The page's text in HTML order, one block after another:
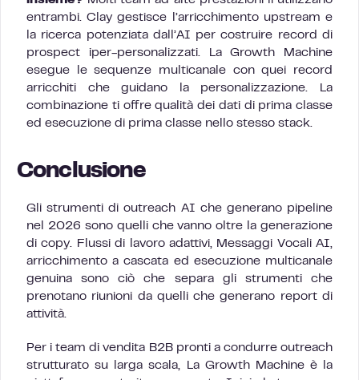
entrambi. Clay gestisce l’arricchimento upstream e
la ricerca potenziata dall’AI per costruire record di
prospect iper-personalizzati. La Growth Machine
esegue le sequenze multicanale con quei record
arricchiti che guidano la personalizzazione. La
combinazione ti offre qualità dei dati di prima classe
ed esecuzione di prima classe nello stesso stack.
Conclusione
Gli strumenti di outreach AI che generano pipeline
nel 2026 sono quelli che vanno oltre la generazione
di copy. Flussi di lavoro adattivi, Messaggi Vocali AI,
arricchimento a cascata ed esecuzione multicanale
genuina sono ciò che separa gli strumenti che
prenotano riunioni da quelli che generano report di
attività.
Per i team di vendita B2B pronti a condurre outreach
strutturato su larga scala, La Growth Machine è la